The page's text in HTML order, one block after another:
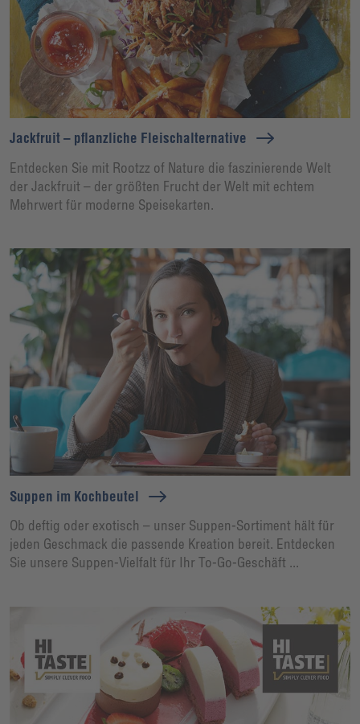
Jackfruit – pflanzliche Fleischalternative
Entdecken Sie mit Rootzz of Nature die faszinierende Welt
der Jackfruit – der größten Frucht der Welt mit echtem
Mehrwert für moderne Speisekarten.
Suppen im Kochbeutel
Ob deftig oder exotisch – unser Suppen-Sortiment hält für
jeden Geschmack die passende Kreation bereit. Entdecken
Sie unsere Suppen-Vielfalt für Ihr To-Go-Geschäft ...